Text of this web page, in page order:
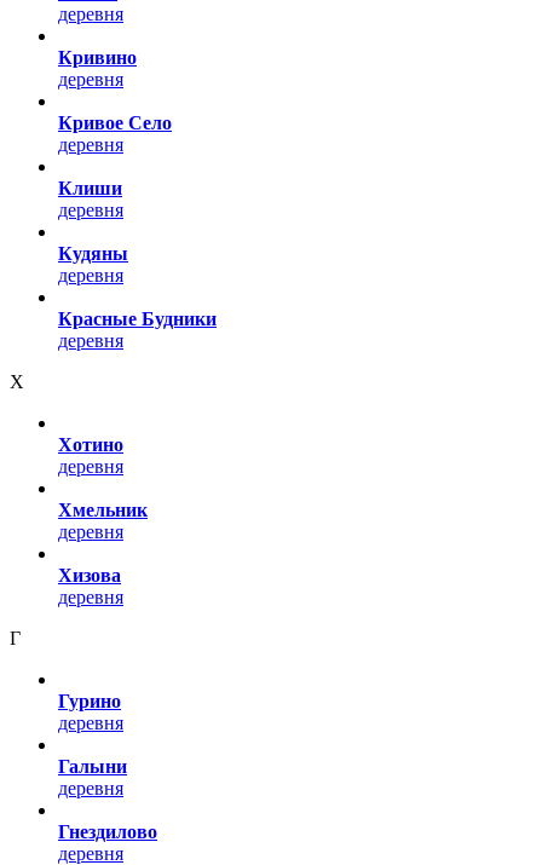
деревня
Кривино
деревня
Кривое Село
деревня
Клиши
деревня
Кудяны
деревня
Красные Будники
деревня
Х
Хотино
деревня
Хмельник
деревня
Хизова
деревня
Г
Гурино
деревня
Галыни
деревня
Гнездилово
деревня